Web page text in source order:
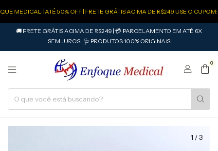
MEDICAL | ATÉ 50% OFF | FRETE GRÁTIS ACIMA DE R$249 USE O CUPOM:
🚚 FRETE GRÁTIS ACIMA DE R$249 | 💳 PARCELAMENTO EM ATÉ 6X
SEM JUROS | 🩺 PRODUTOS 100% ORIGINAIS
0
1 /3